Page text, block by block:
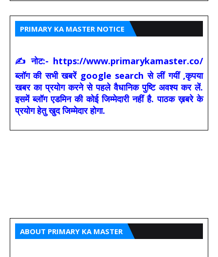
PRIMARY KA MASTER NOTICE
✍ नोट:- https://www.primarykamaster.co/
ब्लॉग की सभी खबरें google search से लीं गयीं ,कृपया
खबर का प्रयोग करने से पहले वैधानिक पुष्टि अवश्य कर लें.
इसमें ब्लॉग एडमिन की कोई जिम्मेदारी नहीं है. पाठक ख़बरे के
प्रयोग हेतु खुद जिम्मेदार होगा.
ABOUT PRIMARY KA MASTER